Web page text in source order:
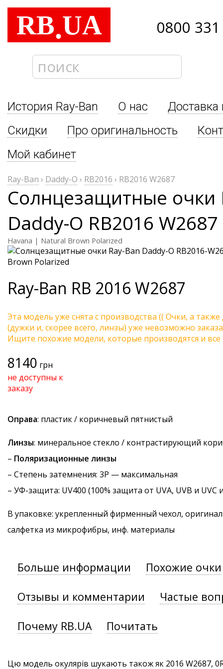
RB.UA 0800
История Ray-Ban О нас
Доставка
Скидки
Про оригинальность
Мой кабинет
Ray-Ban › Daddy-O › RB2016 › RB2016 W2687
Солнцезащитные очки
Daddy-O RB2016 W2687
Havana | Natural Brown Polarized
Ray-Ban RB 2016 W2687
Эта модель уже снята с производства (( Очки, а
(дужки и, скорее всего, линзы) уже невозможно
Ищите похожие модели, которые производятся и
8140 грн
не доступны к
заказу
Оправа: пластик / коричневый пятнистый
Линзы: минеральное стекло / контрастирующий
– Поляризационные линзы
– Степень затемнения: 3P — максимальная
– УФ-защита: UV400 (100% защита от UVA, UVB и UVC
В упаковке: укрепленный фирменный чехол,
салфетка из микрофибры, инф. материалы
Больше информации Похожие очки
Отзывы и комментарии Частые
Почему RB.UA Почитать
Цю модель окулярів шукають також як 2016 W2687,